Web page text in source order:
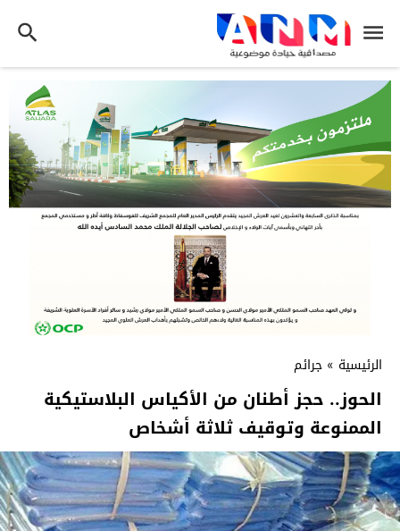
الرئيسية » جرائم
الحوز.. حجز أطنان من الأكياس البلاستيكية
الممنوعة وتوقيف ثلاثة أشخاص